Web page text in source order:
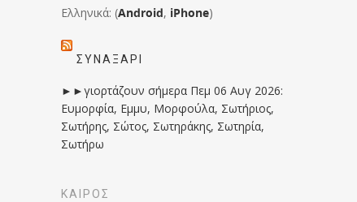
Ελληνικά: (Android, iPhone)
ΣΥΝΑΞΆΡΙ
►►γιορτάζουν σήμερα Πεμ 06 Αυγ 2026:
Ευμορφία, Εμμυ, Μορφούλα, Σωτήριος,
Σωτήρης, Σώτος, Σωτηράκης, Σωτηρία,
Σωτήρω
ΚΑΙΡΟΣ